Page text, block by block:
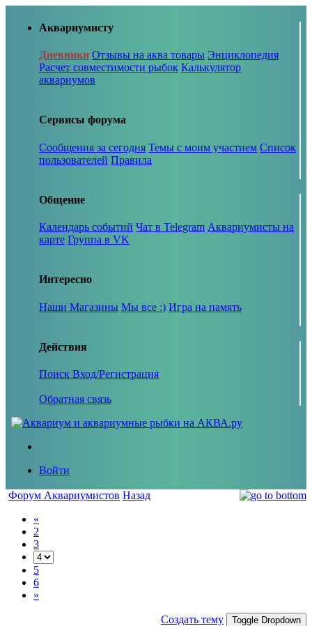
Аквариумисту
Дневники Отзывы на аква товары Энциклопедия
Расчет совместимости рыбок Калькулятор
аквариумов
Сервисы форума
Сообщения за сегодня Темы с моим участием Список
пользователей Правила
Общение
Календарь событий Чат в Telegram Аквариумисты на
карте Группа в VK
Интересно
Наши Магазины Мы все :) Игра на память
Действия
Поиск Вход/Регистрация
Обратная связь
Войти
Форум Аквариумистов Назад
«
2
3
5
6
»
Создать тему Toggle Dropdown